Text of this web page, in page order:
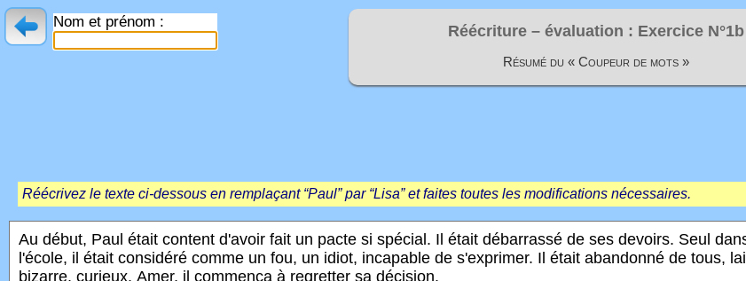
Nom et prénom :
Réécriture – évaluation : Exercice N°1b
Résumé du « Coupeur de mots »
Réécrivez le texte ci-dessous en remplaçant “Paul” par “Lisa” et faites toutes les modifications nécessaires.